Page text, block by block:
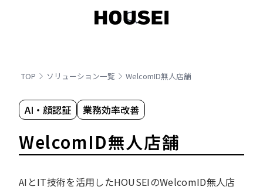
TOP ソリューション一覧 WelcomID無人店舗
AI・顔認証 業務効率改善
WelcomID無人店舗
AIとIT技術を活用したHOUSEIのWelcomID無人店